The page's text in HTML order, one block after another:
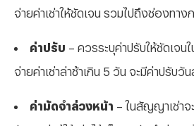
จ่ายค่าเช่าให้ชัดเจน รวมไปถึงช่องทางก
ค่าปรับ – ควรระบุค่าปรับให้ชัดเจน
จ่ายค่าเช่าล่าช้าเกิน 5 วัน จะมีค่าปรับวั
ค่ามัดจำล่วงหน้า – ในสัญญาเช่าจ